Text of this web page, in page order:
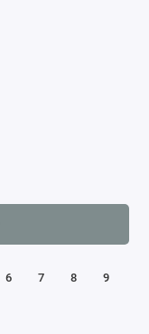
6 7 8 9